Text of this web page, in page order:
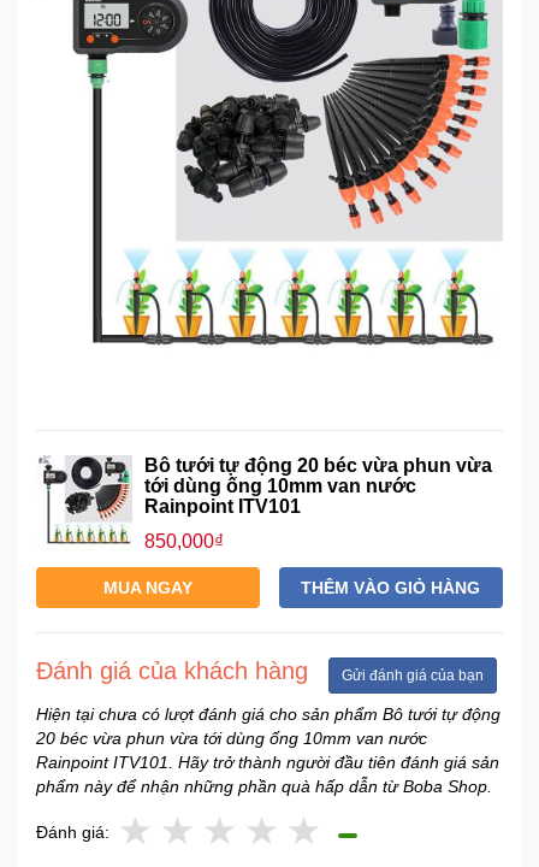
Bô tưới tự động 20 béc vừa phun vừa
tới dùng ống 10mm van nước
Rainpoint ITV101
850,000₫
MUA NGAY THÊM VÀO GIỎ HÀNG
Đánh giá của khách hàng Gửi đánh giá của bạn
Hiện tại chưa có lượt đánh giá cho sản phẩm Bô tưới tự động
20 béc vừa phun vừa tới dùng ống 10mm van nước
Rainpoint ITV101. Hãy trở thành người đầu tiên đánh giá sản
phẩm này để nhận những phần quà hấp dẫn từ Boba Shop.
Đánh giá: